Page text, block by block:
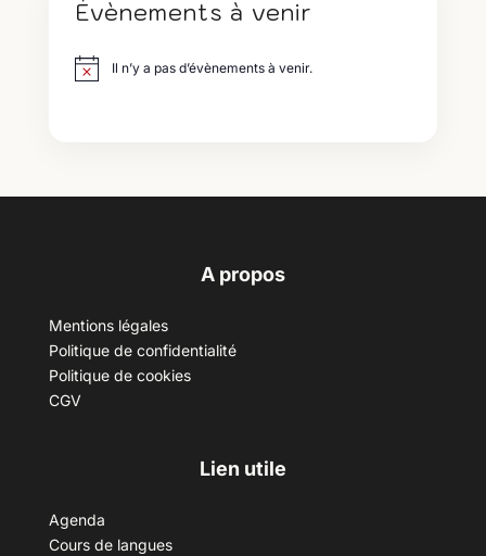
Évènements à venir
Il n’y a pas d’évènements à venir.
A propos
Mentions légales
Politique de confidentialité
Politique de cookies
CGV
Lien utile
Agenda
Cours de langues